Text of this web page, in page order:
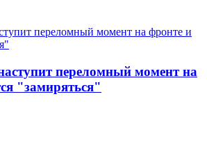
переломный момент на
"замиряться"